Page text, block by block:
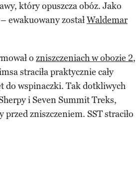
który opuszcza obóz. Jako
ewakuowany zostałWaldemar
o zniszczeniach w obozie 2,
straciła praktycznie cały
do wspinaczki. Tak dotkliwych
i Seven Summit Treks,
zniszczeniem. SST straciło